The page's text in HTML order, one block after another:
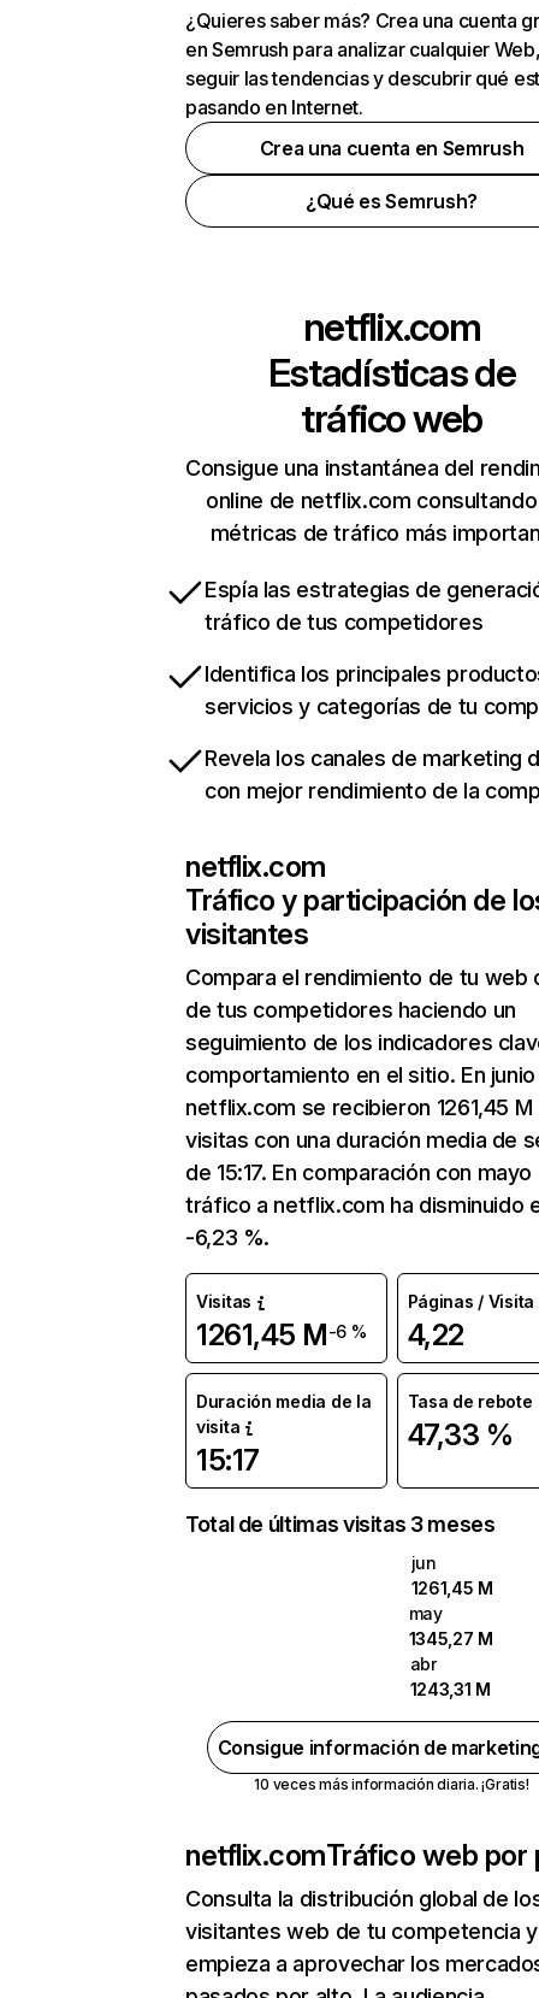
¿Quieres saber más? Crea una cuenta
en Semrush para analizar cualquier
seguir las tendencias y descubrir qué
pasando en Internet.
Crea una cuenta en Semrush
¿Qué es Semrush?
netflix.com
Estadísticas de
tráfico web
Consigue una instantánea del
online de netflix.com
métricas de tráfico más
Espía las estrategias de
tráfico de tus competidores
Identifica los principales
servicios y categorías de tu
Revela los canales de marketing
con mejor rendimiento de la
netflix.com
Tráfico y participación de
visitantes
Compara el rendimiento de tu web
de tus competidores haciendo un
seguimiento de los indicadores
comportamiento en el sitio. En junio
netflix.com se recibieron 1261,45 M
visitas con una duración media de
de 15:17. En comparación con mayo
tráfico a netflix.com ha disminuido
-6,23 %.
Visitas
1261,45 M-6 %
Páginas / Visita
4,22
Duración media de la
visita
15:17
Tasa de rebote
47,33 %
Total de últimas visitas 3 meses
jun
1261,45 M
may
1345,27 M
abr
1243,31 M
Consigue información de
10 veces más información diaria. ¡Gratis!
netflix.comTráfico web por
Consulta la distribución global de
visitantes web de tu competencia y
empieza a aprovechar los